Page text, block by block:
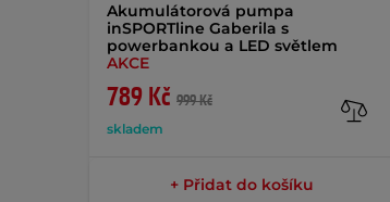
Akumulátorová pumpa
inSPORTline Gaberila s
powerbankou a LED světlem
AKCE
789 Kč 999 Kč
skladem
+ Přidat do košíku